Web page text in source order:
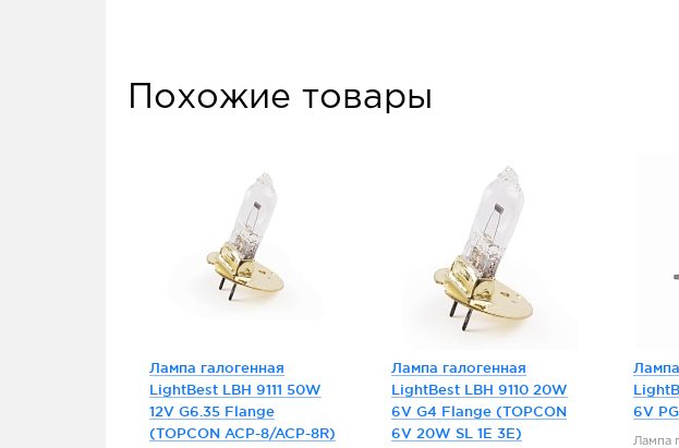
Похожие товары
Лампа галогенная
LightBest LBH 9111 50W
12V G6.35 Flange
(TOPCON ACP-8/ACP-8R)
Лампа галогенная
LightBest LBH 9110 20W
6V G4 Flange (TOPCON
6V 20W SL 1E 3E)
6V
Лампа